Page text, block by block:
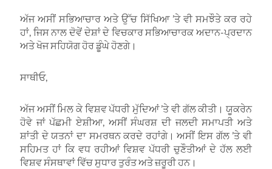
ਅੱਜ ਅਸੀਂ ਸਭਿਆਚਾਰ ਅਤੇ ਉੱਚ ਸਿੱਖਿਆ ’ਤੇ ਵੀ ਸਮਝੌਤੇ ਕਰ ਰਹੇ
ਹਾਂ, ਜਿਸ ਨਾਲ ਦੋਵੇਂ ਦੇਸ਼ਾਂ ਦੇ ਵਿਚਕਾਰ ਸਭਿਆਚਾਰਕ ਅਦਾਨ-ਪ੍ਰਦਾਨ
ਅਤੇ ਖੋਜ ਸਹਿਯੋਗ ਹੋਰ ਡੂੰਘੇ ਹੋਣਗੇ।
ਸਾਥੀਓ,
ਅੱਜ ਅਸੀਂ ਮਿਲ ਕੇ ਵਿਸ਼ਵ ਪੱਧਰੀ ਮੁੱਦਿਆਂ ’ਤੇ ਵੀ ਗੱਲ ਕੀਤੀ। ਯੂਕਰੇਨ
ਹੋਵੇ ਜਾਂ ਪੱਛਮੀ ਏਸ਼ੀਆ, ਅਸੀਂ ਸੰਘਰਸ਼ ਦੀ ਜਲਦੀ ਸਮਾਪਤੀ ਅਤੇ
ਸ਼ਾਂਤੀ ਦੇ ਯਤਨਾਂ ਦਾ ਸਮਰਥਨ ਕਰਦੇ ਰਹਾਂਗੇ। ਅਸੀਂ ਇਸ ਗੱਲ ’ਤੇ ਵੀ
ਸਹਿਮਤ ਹਾਂ ਕਿ ਵਧ ਰਹੀਆਂ ਵਿਸ਼ਵ ਪੱਧਰੀ ਚੁਣੌਤੀਆਂ ਦੇ ਹੱਲ ਲਈ
ਵਿਸ਼ਵ ਸੰਸਥਾਵਾਂ ਵਿੱਚ ਸੁਧਾਰ ਤੁਰੰਤ ਅਤੇ ਜ਼ਰੂਰੀ ਹਨ।